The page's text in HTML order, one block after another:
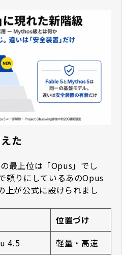
た
最上位は「Opus」でし
頼りにしているあのOpus
上が公式に設けられまし
位置づけ
4.5 軽量・高速